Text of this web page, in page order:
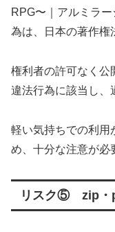
RPG〜｜アルミラ
為は、日本の著作権
権利者の許可なく公
違法行為に該当し、
軽い気持ちでの利用
め、十分な注意が必
リスク⑤ zip・